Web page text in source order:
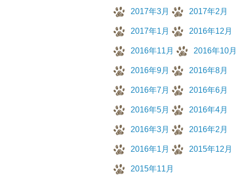
2017年3月 2017年2月
2017年1月 2016年12月
2016年11月 2016年10月
2016年9月 2016年8月
2016年7月 2016年6月
2016年5月 2016年4月
2016年3月 2016年2月
2016年1月 2015年12月
2015年11月